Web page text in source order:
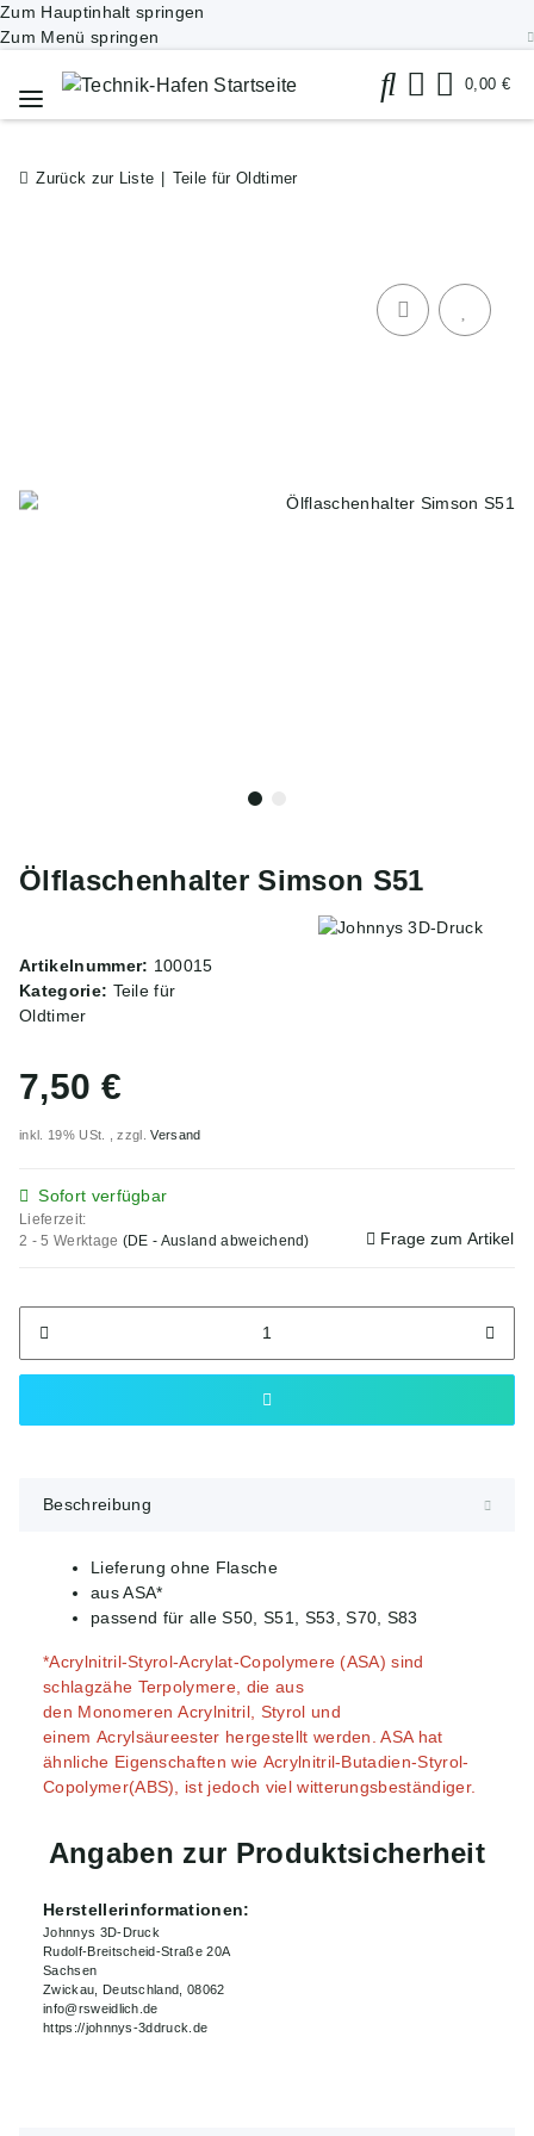
Zum Hauptinhalt springen
Zum Menü springen
0,00 €
Zurück zur Liste Teile für Oldtimer
Ölflaschenhalter Simson S51
Artikelnummer: 100015
Kategorie: Teile für
Oldtimer
7,50 €
inkl. 19% USt. , zzgl.Versand
Sofort verfügbar
Lieferzeit:
2 - 5 Werktage (DE - Ausland abweichend) Frage zum Artikel
Beschreibung
Lieferung ohne Flasche
aus ASA*
passend für alle S50, S51, S53, S70, S83
*Acrylnitril-Styrol-Acrylat-Copolymere (ASA) sind
schlagzähe Terpolymere, die aus
den Monomeren Acrylnitril, Styrol und
einem Acrylsäureester hergestellt werden. ASA hat
ähnliche Eigenschaften wie Acrylnitril-Butadien-Styrol-
Copolymer(ABS), ist jedoch viel witterungsbeständiger.
Angaben zur Produktsicherheit
Herstellerinformationen:
Johnnys 3D-Druck
Rudolf-Breitscheid-Straße 20A
Sachsen
Zwickau, Deutschland, 08062
info@rsweidlich.de
https://johnnys-3ddruck.de